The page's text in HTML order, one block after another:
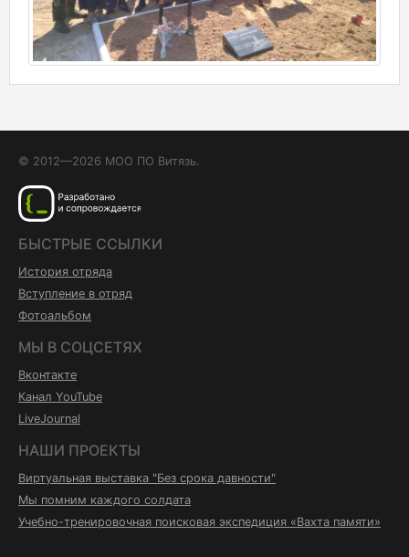
© 2012—2026 МОО ПО Витязь.
БЫСТРЫЕ ССЫЛКИ
История отряда
Вступление в отряд
Фотоальбом
МЫ В СОЦСЕТЯХ
Вконтакте
Канал YouTube
LiveJournal
НАШИ ПРОЕКТЫ
Виртуальная выставка "Без срока давности"
Мы помним каждого солдата
Учебно-тренировочная поисковая экспедиция «Вахта памяти»